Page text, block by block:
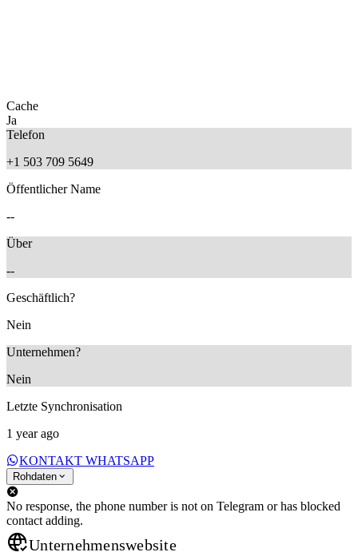
Cache
Ja
Telefon
+1 503 709 5649
Öffentlicher Name
--
Über
--
Geschäftlich?
Nein
Unternehmen?
Nein
Letzte Synchronisation
1 year ago
KONTAKT WHATSAPP
Rohdaten
No response, the phone number is not on Telegram or has blocked
contact adding.
Unternehmenswebsite